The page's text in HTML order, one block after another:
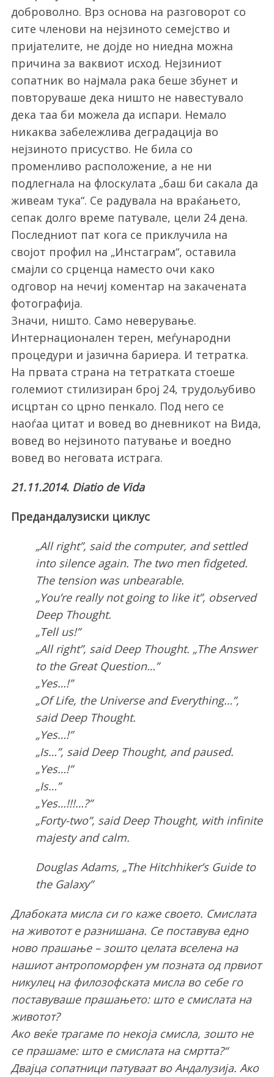
доброволно. Врз основа на разговорот со
сите членови на нејзиното семејство и
пријателите, не дојде но ниедна можна
причина за ваквиот исход. Нејзиниот
сопатник во најмала рака беше збунет и
повторуваше дека ништо не навестувало
дека таа би можела да испари. Немало
никаква забележлива деградација во
нејзиното присуство. Не била со
променливо расположение, а не ни
подлегнала на флоскулата „баш би сакала да
живеам тука“. Се радувала на враќањето,
сепак долго време патувале, цели 24 дена.
Последниот пат кога се приклучила на
својот профил на „Инстаграм“, оставила
смајли со срценца наместо очи како
одговор на нечиј коментар на закачената
фотографија.
Значи, ништо. Само неверување.
Интернационален терен, меѓународни
процедури и јазична бариера. И тетратка.
На првата страна на тетратката стоеше
големиот стилизиран број 24, трудољубиво
исцртан со црно пенкало. Под него се
наоѓаа цитат и вовед во дневникот на Вида,
вовед во нејзиното патување и воедно
вовед во неговата истрага.
21.11.2014. Diatio de Vida
Предандалузиски циклус
„All right”, said the computer, and settled
into silence again. The two men fidgeted.
The tension was unbearable.
„You’re really not going to like it”, observed
Deep Thought.
„Tell us!”
„All right”, said Deep Thought. „The Answer
to the Great Question…”
„Yes…!”
„Of Life, the Universe and Everything…”,
said Deep Thought.
„Yes…!”
„Is…”, said Deep Thought, and paused.
„Yes…!”
„Is…”
„Yes…!!!…?”
„Forty-two”, said Deep Thought, with infinite
majesty and calm.
Douglas Adams, „The Hitchhiker’s Guide to
the Galaxy”
Длабоката мисла си го каже своето. Смислата
на животот е разнишана. Се поставува едно
ново прашање – зошто целата вселена на
нашиот антропоморфен ум позната од првиот
никулец на филозофската мисла во себе го
поставуваше прашањето: што е смислата на
животот?
Ако веќе трагаме по некоја смисла, зошто не
се прашаме: што е смислата на смртта?“
Двајца сопатници патуваат во Андалузија. Ако